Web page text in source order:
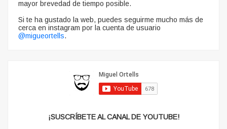
mayor brevedad de tiempo posible.
Si te ha gustado la web, puedes seguirme mucho más de
cerca en instagram por la cuenta de usuario
@migueortells.
¡SUSCRÍBETE AL CANAL DE YOUTUBE!